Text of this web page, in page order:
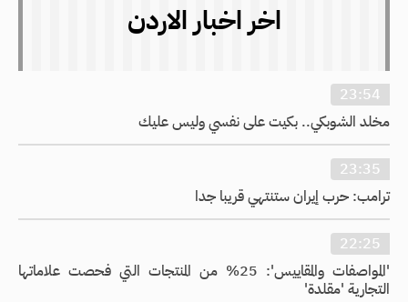
اخر اخبار الاردن
23:54
مخلد الشوبكي.. بكيت على نفسي وليس عليك
23:35
ترامب: حرب إيران ستنتهي قريبا جدا
22:25
'المواصفات والمقاييس': 25% من المنتجات التي فحصت علاماتها
التجارية 'مقلدة'